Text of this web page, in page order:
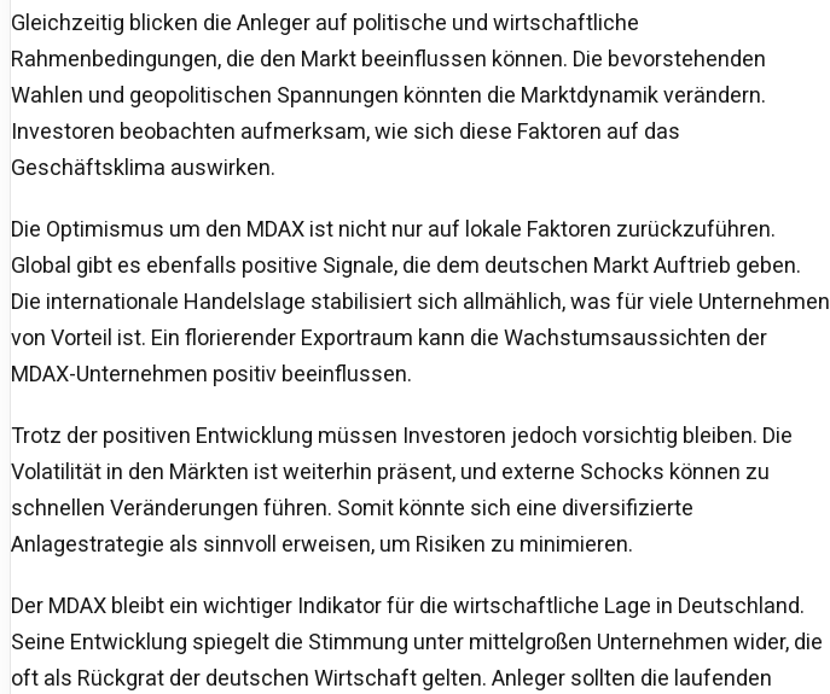
Gleichzeitig blicken die Anleger auf politische und wirtschaftliche
Rahmenbedingungen, die den Markt beeinflussen können. Die bevorstehenden
Wahlen und geopolitischen Spannungen könnten die Marktdynamik verändern.
Investoren beobachten aufmerksam, wie sich diese Faktoren auf das
Geschäftsklima auswirken.
Die Optimismus um den MDAX ist nicht nur auf lokale Faktoren zurückzuführen.
Global gibt es ebenfalls positive Signale, die dem deutschen Markt Auftrieb geben.
Die internationale Handelslage stabilisiert sich allmählich, was für viele Unternehmen
von Vorteil ist. Ein florierender Exportraum kann die Wachstumsaussichten der
MDAX-Unternehmen positiv beeinflussen.
Trotz der positiven Entwicklung müssen Investoren jedoch vorsichtig bleiben. Die
Volatilität in den Märkten ist weiterhin präsent, und externe Schocks können zu
schnellen Veränderungen führen. Somit könnte sich eine diversifizierte
Anlagestrategie als sinnvoll erweisen, um Risiken zu minimieren.
Der MDAX bleibt ein wichtiger Indikator für die wirtschaftliche Lage in Deutschland.
Seine Entwicklung spiegelt die Stimmung unter mittelgroßen Unternehmen wider, die
oft als Rückgrat der deutschen Wirtschaft gelten. Anleger sollten die laufenden